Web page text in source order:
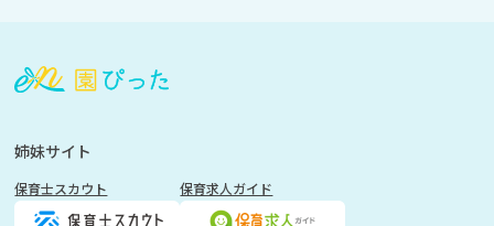
登
く
姉妹サイト
保育士スカウト 保育求人ガイド